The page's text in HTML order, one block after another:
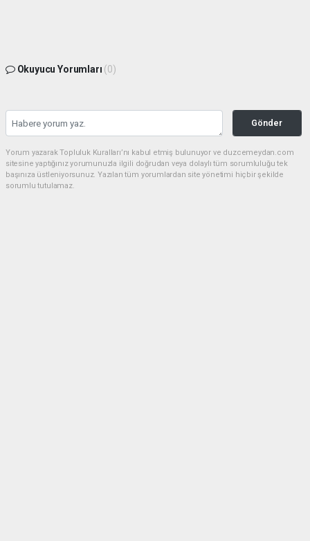
Okuyucu Yorumları (0)
Gönder
Yorum yazarak Topluluk Kuralları’nı kabul etmiş bulunuyor ve duzcemeydan.com
sitesine yaptığınız yorumunuzla ilgili doğrudan veya dolaylı tüm sorumluluğu tek
başınıza üstleniyorsunuz. Yazılan tüm yorumlardan site yönetimi hiçbir şekilde
sorumlu tutulamaz.